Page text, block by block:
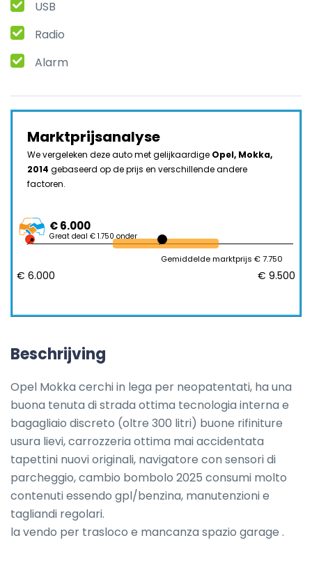
USB
Radio
Alarm
Marktprijsanalyse
We vergeleken deze auto met gelijkaardige Opel, Mokka,
2014 gebaseerd op de prijs en verschillende andere
factoren.
€ 6.000
Great deal € 1.750 onder
Gemiddelde marktprijs € 7.750
€ 6.000 € 9.500
Beschrijving
Opel Mokka cerchi in lega per neopatentati, ha una
buona tenuta di strada ottima tecnologia interna e
bagagliaio discreto (oltre 300 litri) buone rifiniture
usura lievi, carrozzeria ottima mai accidentata
tapettini nuovi originali, navigatore con sensori di
parcheggio, cambio bombolo 2025 consumi molto
contenuti essendo gpl/benzina, manutenzioni e
tagliandi regolari.
la vendo per trasloco e mancanza spazio garage .